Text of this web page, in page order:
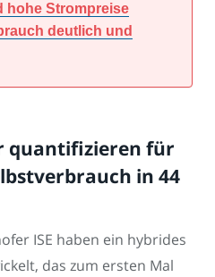
hohe Strompreise
deutlich und
quantifizieren für
in 44
ISE haben ein hybrides
das zum ersten Mal